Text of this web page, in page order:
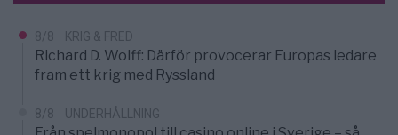
8/8 KRIG & FRED
Richard D. Wolff: Därför provocerar Europas ledare
fram ett krig med Ryssland
8/8 UNDERHÅLLNING